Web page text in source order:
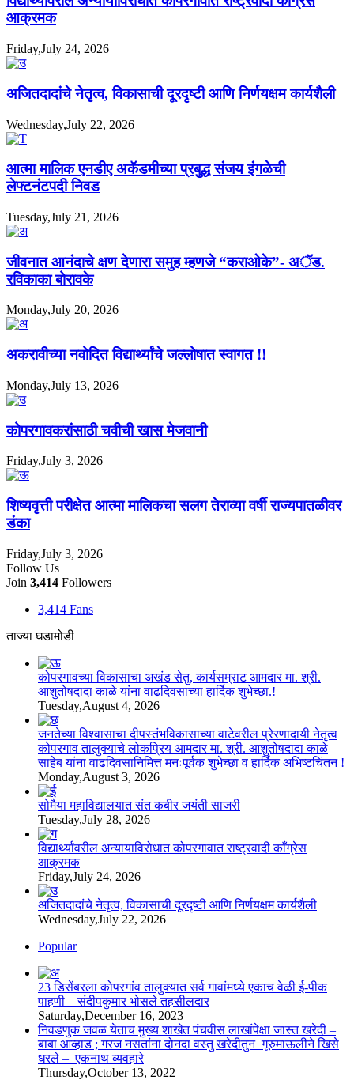
आक्रमक
Friday,July 24, 2026
अजितदादांचे नेतृत्व, विकासाची दूरदृष्टी आणि निर्णयक्षम कार्यशैली
Wednesday,July 22, 2026
आत्मा मालिक एनडीए अकॅडमीच्या प्रबुद्ध संजय इंगळेची
लेफ्टनंटपदी निवड
Tuesday,July 21, 2026
जीवनात आनंदाचे क्षण देणारा समुह म्हणजे “कराओके”- अॅड.
रविकाका बोरावके
Monday,July 20, 2026
अकरावीच्या नवोदित विद्यार्थ्यांचे जल्लोषात स्वागत !!
Monday,July 13, 2026
कोपरगावकरांसाठी चवीची खास मेजवानी
Friday,July 3, 2026
शिष्यवृत्ती परीक्षेत आत्मा मालिकचा सलग तेराव्या वर्षी राज्यपातळीवर
डंका
Friday,July 3, 2026
Follow Us
Join 3,414 Followers
3,414 Fans
ताज्या घडामोडी
कोपरगावच्या विकासाचा अखंड सेतु, कार्यसम्राट आमदार मा. श्री.
आशुतोषदादा काळे यांना वाढदिवसाच्या हार्दिक शुभेच्छा.!
Tuesday,August 4, 2026
जनतेच्या विश्वासाचा दीपस्तंभविकासाच्या वाटेवरील प्रेरणादायी नेतृत्व
कोपरगाव तालुक्याचे लोकप्रिय आमदार मा. श्री. आशुतोषदादा काळे
साहेब यांना वाढदिवसानिमित्त मनःपूर्वक शुभेच्छा व हार्दिक अभिष्टचिंतन !
Monday,August 3, 2026
सोमैया महाविद्यालयात संत कबीर जयंती साजरी
Tuesday,July 28, 2026
विद्यार्थ्यांवरील अन्यायाविरोधात कोपरगावात राष्ट्रवादी काँग्रेस
आक्रमक
Friday,July 24, 2026
अजितदादांचे नेतृत्व, विकासाची दूरदृष्टी आणि निर्णयक्षम कार्यशैली
Wednesday,July 22, 2026
Popular
23 डिसेंबरला कोपरगांव तालुक्‍यात सर्व गावांमध्ये एकाच वेळी ई-पीक
पाहणी – संदीपकुमार भोसले तहसीलदार
Saturday,December 16, 2023
निवडणुक जवळ येताच मुख्य शाखेत पंचवीस लाखांपेक्षा जास्त खरेदी –
बाबा आव्हाड ; गरज नसतांना दोनदा वस्तु खरेदीतुन गूरुमाऊलीने खिसे
धरले – एकनाथ व्यवहारे
Thursday,October 13, 2022